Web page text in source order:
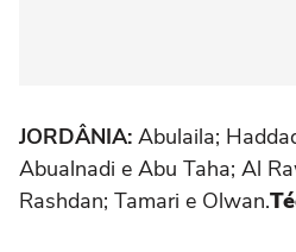
JORDÂNIA: Abulaila;
Abualnadi e Abu Taha; Al
Rashdan; Tamari e Olwan.